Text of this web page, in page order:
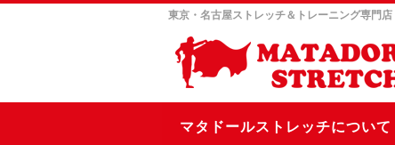
東京・名古屋ストレッチ＆トレーニング専門店
マタドールストレッチについて